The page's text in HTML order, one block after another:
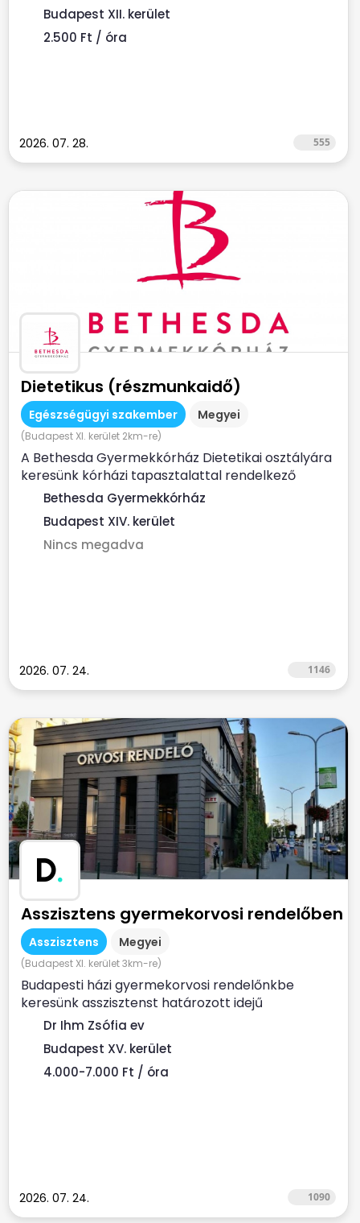
Budapest XII. kerület
2.500 Ft / óra
2026. 07. 28. 555
Dietetikus (részmunkaidő)
Egészségügyi szakember Megyei
(Budapest XI. kerület 2km-re)
A Bethesda Gyermekkórház Dietetikai osztályára
keresünk kórházi tapasztalattal rendelkező
dietetikus...
Bethesda Gyermekkórház
Budapest XIV. kerület
Nincs megadva
2026. 07. 24. 1146
D.
Asszisztens gyermekorvosi rendelőben
Asszisztens Megyei
(Budapest XI. kerület 3km-re)
Budapesti házi gyermekorvosi rendelőnkbe
keresünk asszisztenst határozott idejű
munkaszerződéssel. Ha...
Dr Ihm Zsófia ev
Budapest XV. kerület
4.000-7.000 Ft / óra
2026. 07. 24. 1090